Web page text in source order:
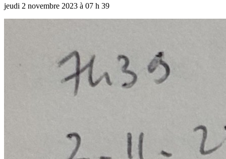
jeudi 2 novembre 2023 à 07 h 39